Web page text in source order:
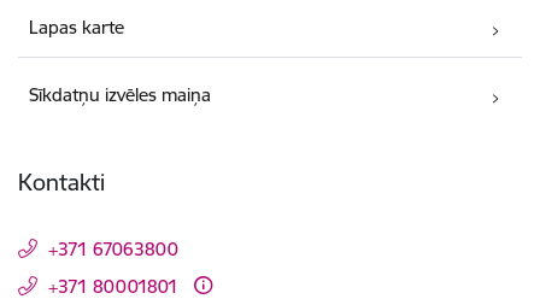
Lapas karte
Sīkdatņu izvēles maiņa
Kontakti
+371 67063800
+371 80001801